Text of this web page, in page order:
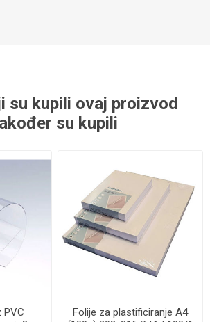
su kupili ovaj proizvod
su kupili
PVC
Folije za plastificiranje A4